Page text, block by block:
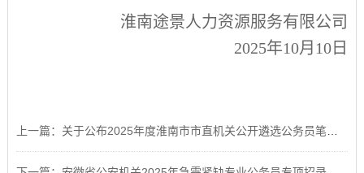
淮南途景人力资源服务有限公司
2025年10月 10 日